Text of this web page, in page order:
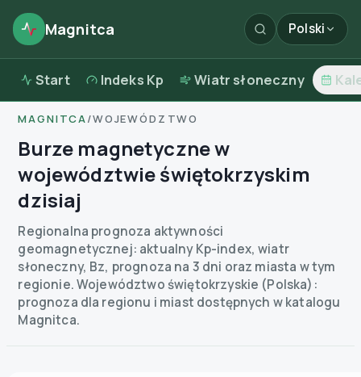
Magnitca Polski
Start Indeks Kp Wiatr słoneczny
MAGNITCA/WOJEWÓDZTWO
Burze magnetyczne w
województwie świętokrzyskim
dzisiaj
Regionalna prognoza aktywności
geomagnetycznej: aktualny Kp-index, wiatr
słoneczny, Bz, prognoza na 3 dni oraz miasta w tym
regionie.Województwo świętokrzyskie (Polska):
prognoza dla regionu i miast dostępnych w katalogu
Magnitca.